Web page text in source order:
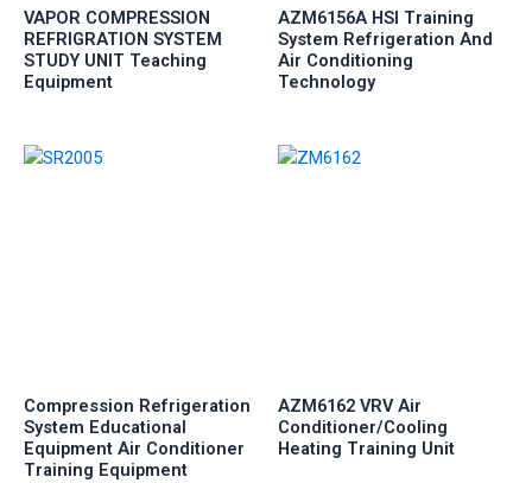
VAPOR COMPRESSION
REFRIGRATION SYSTEM
STUDY UNIT Teaching
Equipment
AZM6156A HSI Training
System Refrigeration And
Air Conditioning
Technology
Compression Refrigeration
System Educational
Equipment Air Conditioner
Training Equipment
AZM6162 VRV Air
Conditioner/Cooling
Heating Training Unit